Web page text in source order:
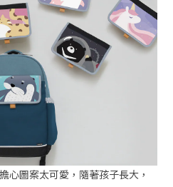
心圖案太可愛，隨著孩子長大，